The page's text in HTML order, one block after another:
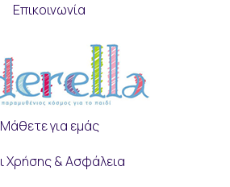
Επικοινωνία
Μάθετε για εμάς
Χρήσης & Ασφάλεια